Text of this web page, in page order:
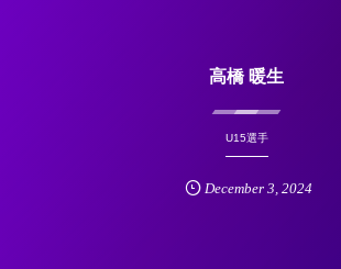
高橋 暖生
U15選手
December 3 2024